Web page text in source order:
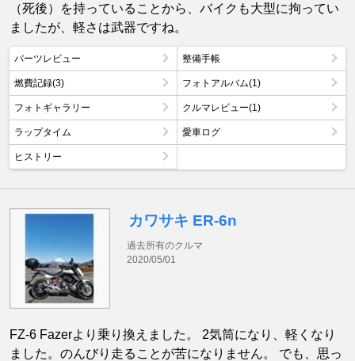
（死後）を持っていることから、バイクも大型に拘ってい
ましたが、軽さは武器ですね。
パーツレビュー 整備手帳
燃費記録(3) フォトアルバム(1)
フォトギャラリー クルマレビュー(1)
ラップタイム 愛車ログ
ヒストリー
カワサキ ER-6n
過去所有のクルマ
2020/05/01
FZ-6 Fazerより乗り換えました。 2気筒になり、軽くなり
ました。のんびり走ることが苦になりません。 でも、思っ